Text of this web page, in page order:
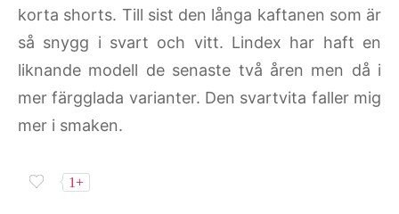
korta shorts. Till sist den långa kaftanen som är
så snygg i svart och vitt. Lindex har haft en
liknande modell de senaste två åren men då i
mer färgglada varianter. Den svartvita faller mig
mer i smaken.
1+